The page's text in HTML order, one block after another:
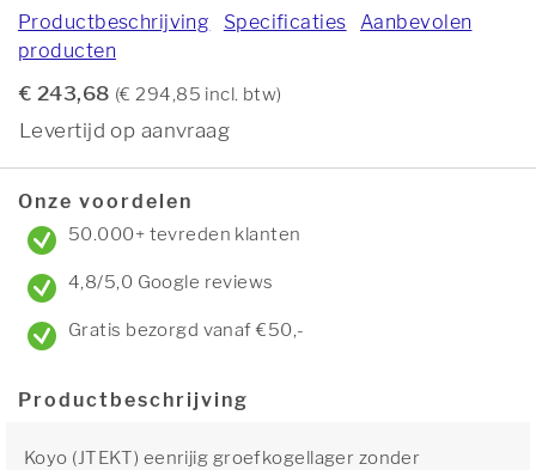
Productbeschrijving Specificaties
Aanbevolen
producten
€ 243,68 (€ 294,85 incl. btw)
Levertijd op aanvraag
Onze voordelen
50.000+ tevreden klanten
4,8/5,0 Google reviews
Gratis bezorgd vanaf €50,-
Productbeschrijving
Koyo (JTEKT) eenrijig groefkogellager zonder